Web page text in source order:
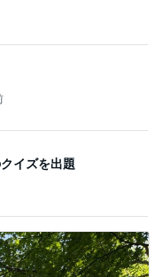
イズを出題